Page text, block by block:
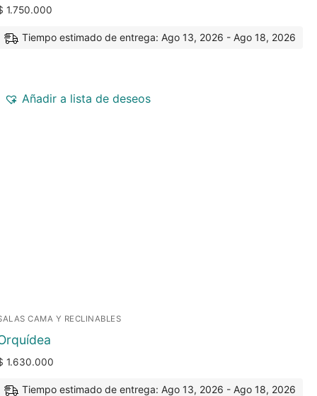
1.750.000
Tiempo estimado de entrega: Ago 13, 2026 - Ago 18, 2026
Añadir a lista de deseos
CAMA Y RECLINABLES
1.630.000
Tiempo estimado de entrega: Ago 13, 2026 - Ago 18, 2026